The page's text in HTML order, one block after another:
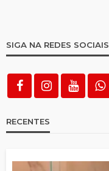
SIGA NA REDES SOCIAIS
RECENTES